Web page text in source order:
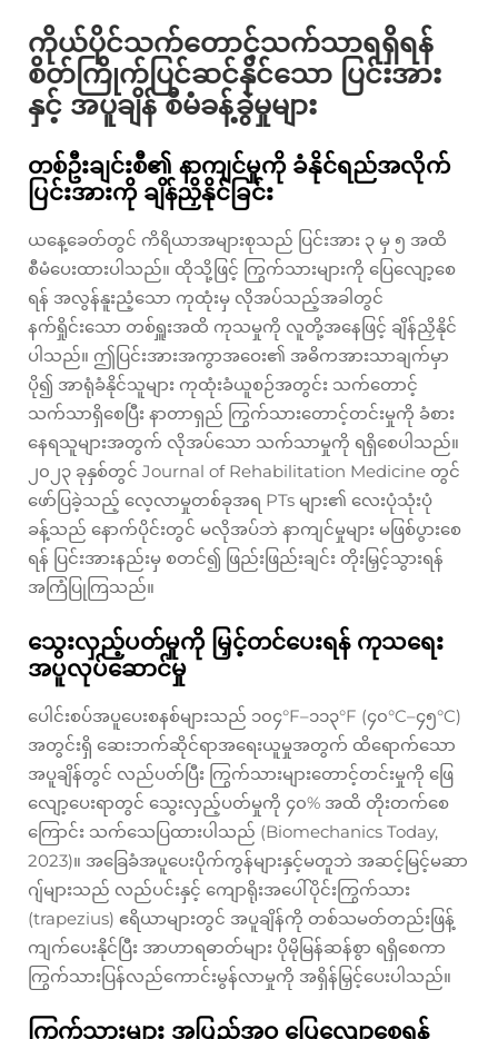
ကိုယ်ပိုင်သက်တောင့်သက်သာရရှိရန်
စိတ်ကြိုက်ပြင်ဆင်နိုင်သော ပြင်းအား
နှင့် အပူချိန် စီမံခန့်ခွဲမှုများ
တစ်ဦးချင်းစီ၏ နာကျင်မှုကို ခံနိုင်ရည်အလိုက်
ပြင်းအားကို ချိန်ညှိနိုင်ခြင်း
ယနေ့ခေတ်တွင် ကိရိယာအများစုသည် ပြင်းအား ၃ မှ ၅ အထိ
စီမံပေးထားပါသည်။ ထိုသို့ဖြင့် ကြွက်သားများကို ပြေလျော့စေ
ရန် အလွန်နူးညံ့သော ကုထုံးမှ လိုအပ်သည့်အခါတွင်
နက်ရှိုင်းသော တစ်ရှူးအထိ ကုသမှုကို လူတို့အနေဖြင့် ချိန်ညှိနိုင်
ပါသည်။ ဤပြင်းအားအကွာအဝေး၏ အဓိကအားသာချက်မှာ
ပို၍ အာရုံခံနိုင်သူများ ကုထုံးခံယူစဉ်အတွင်း သက်တောင့်
သက်သာရှိစေပြီး နာတာရှည် ကြွက်သားတောင့်တင်းမှုကို ခံစား
နေရသူများအတွက် လိုအပ်သော သက်သာမှုကို ရရှိစေပါသည်။
၂၀၂၃ ခုနှစ်တွင် Journal of Rehabilitation Medicine တွင်
ဖော်ပြခဲ့သည့် လေ့လာမှုတစ်ခုအရ PTs များ၏ လေးပုံသုံးပုံ
ခန့်သည် နောက်ပိုင်းတွင် မလိုအပ်ဘဲ နာကျင်မှုများ မဖြစ်ပွားစေ
ရန် ပြင်းအားနည်းမှ စတင်၍ ဖြည်းဖြည်းချင်း တိုးမြှင့်သွားရန်
အကြံပြုကြသည်။
သွေးလှည့်ပတ်မှုကို မြှင့်တင်ပေးရန် ကုသရေး
အပူလုပ်ဆောင်မှု
ပေါင်းစပ်အပူပေးစနစ်များသည် ၁၀၄°F–၁၁၃°F (၄၀°C–၄၅°C)
အတွင်းရှိ ဆေးဘက်ဆိုင်ရာအရေးယူမှုအတွက် ထိရောက်သော
အပူချိန်တွင် လည်ပတ်ပြီး ကြွက်သားများတောင့်တင်းမှုကို ဖြေ
လျော့ပေးရာတွင် သွေးလှည့်ပတ်မှုကို ၄၀% အထိ တိုးတက်စေ
ကြောင်း သက်သေပြထားပါသည် (Biomechanics Today,
2023)။ အခြေခံအပူပေးပိုက်ကွန်များနှင့်မတူဘဲ အဆင့်မြင့်မဆာ
ဂျ်များသည် လည်ပင်းနှင့် ကျောရိုးအပေါ်ပိုင်းကြွက်သား
(trapezius) ဧရိယာများတွင် အပူချိန်ကို တစ်သမတ်တည်းဖြန့်
ကျက်ပေးနိုင်ပြီး အာဟာရဓာတ်များ ပိုမိုမြန်ဆန်စွာ ရရှိစေကာ
ကြွက်သားပြန်လည်ကောင်းမွန်လာမှုကို အရှိန်မြှင့်ပေးပါသည်။
ကြွက်သားများ အပြည့်အဝ ပြေလျော့စေရန်